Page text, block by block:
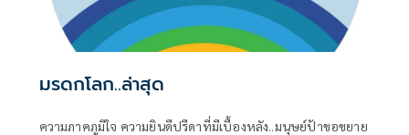
มรดกโลก..ล่าสุด
ความภาคภูมิใจ ความยินดีปรีดาที่มีเบื้องหลัง..มนุษย์ป้าขอขยาย